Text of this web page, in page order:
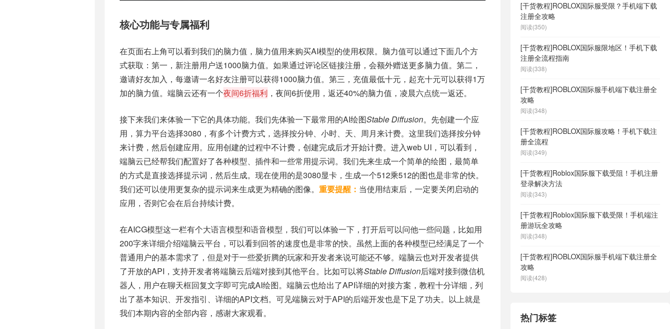
核心功能与专属福利
在页面右上角可以看到我们的脑力值，脑力值用来购买AI模型的使用权限。脑力值可以通过下面几个方
式获取：第一，新注册用户送1000脑力值。如果通过评论区链接注册，会额外赠送更多脑力值。第二，
邀请好友加入，每邀请一名好友注册可以获得1000脑力值。第三，充值最低十元，起充十元可以获得1万
加的脑力值。端脑云还有一个夜间6折福利 ，夜间6折使用，返还40%的脑力值，凌晨六点统一返还。
接下来我们来体验一下它的具体功能。我们先体验一下最常用的AI绘图Stable Diffusion。先创建一个应
用，算力平台选择3080，有多个计费方式，选择按分钟、小时、天、周月来计费。这里我们选择按分钟
来计费，然后创建应用。应用创建的过程中不计费，创建完成后才开始计费。进入web UI，可以看到，
端脑云已经帮我们配置好了各种模型、插件和一些常用提示词。我们先来生成一个简单的绘图，最简单
的方式是直接选择提示词，然后生成。现在使用的是3080显卡，生成一个512乘512的图也是非常的快。
我们还可以使用更复杂的提示词来生成更为精确的图像。 重要提醒： 当使用结束后，一定要关闭启动的
应用，否则它会在后台持续计费。
在AICG模型这一栏有个大语言模型和语音模型，我们可以体验一下，打开后可以问他一些问题，比如用
200字来详细介绍端脑云平台，可以看到回答的速度也是非常的快。虽然上面的各种模型已经满足了一个
普通用户的基本需求了，但是对于一些爱折腾的玩家和开发者来说可能还不够。端脑云也对开发者提供
了开放的API，支持开发者将端脑云后端对接到其他平台。比如可以将Stable Diffusion后端对接到微信机
器人，用户在聊天框回复文字即可完成AI绘图。端脑云也给出了API详细的对接方案，教程十分详细，列
出了基本知识、开发指引、详细的API文档。可见端脑云对于API的后端开发也是下足了功夫。以上就是
我们本期内容的全部内容，感谢大家观看。
[干货教程]ROBLOX国际服受限？手机端下载
注册全攻略
阅读(350)
[干货教程]ROBLOX国际服限地区！手机下载
注册全流程指南
阅读(338)
[干货教程]ROBLOX国际服手机端下载注册全
攻略
阅读(348)
[干货教程]ROBLOX国际服攻略！手机下载注
册全流程
阅读(349)
[干货教程]Roblox国际服下载受阻！手机注册
登录解决方法
阅读(343)
[干货教程]Roblox国际服下载受限！手机端注
册游玩全攻略
阅读(348)
[干货教程]ROBLOX国际服手机端下载注册全
攻略
阅读(428)
热门标签